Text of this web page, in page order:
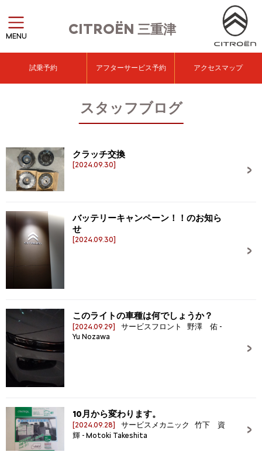
CITROËN 三重津
MENU
試乗予約 アフターサービス予約 アクセスマップ
スタッフブログ
クラッチ交換
[2024.09.30]
バッテリーキャンペーン！！のお知ら
せ
[2024.09.30]
このライトの車種は何でしょうか？
[2024.09.29]
サービスフロント 野澤 佑 -
Yu Nozawa
10月から変わります。
[2024.09.28]
サービスメカニック 竹下 資
輝 - Motoki Takeshita